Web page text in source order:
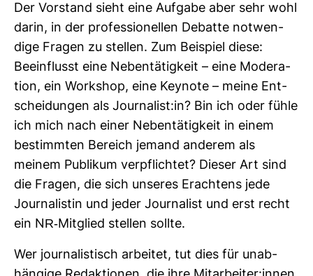
Der Vor­stand sieht eine Auf­gabe aber sehr wohl
darin, in der pro­fes­sio­nellen Debatte not­wen­
dige Fragen zu stellen. Zum Bei­spiel diese:
Beein­flusst eine Neben­tä­tig­keit – eine Mode­ra­
tion, ein Work­shop, eine Key­note – meine Ent­
schei­dungen als Jour­na­list:in? Bin ich oder fühle
ich mich nach einer Neben­tä­tig­keit in einem
bestimmten Bereich jemand anderem als
meinem Publikum ver­pflichtet? Dieser Art sind
die Fragen, die sich unseres Erach­tens jede
Jour­na­listin und jeder Jour­na­list und erst recht
ein NR-​Mit­glied stellen sollte.
Wer jour­na­lis­tisch arbeitet, tut dies für unab­